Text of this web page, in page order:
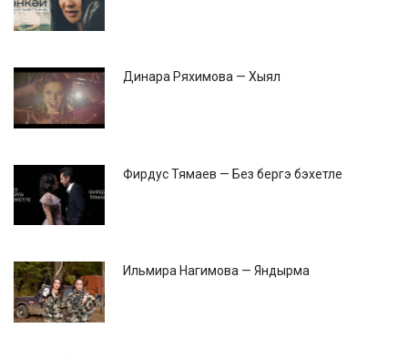
Динара Ряхимова — Хыял
Фирдус Тямаев — Без бергэ бэхетле
Ильмира Нагимова — Яндырма